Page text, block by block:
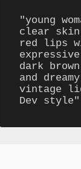
"young
clear
red lips
dark
and
vintage